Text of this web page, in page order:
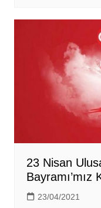
23 Nisan
Bayramı’mız
23/04/2021